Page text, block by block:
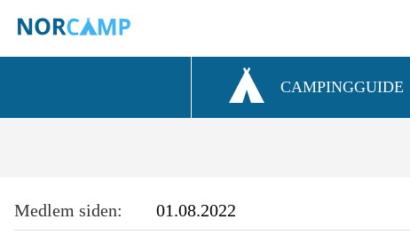
CAMPINGGUIDE
Medlem siden:
01.08.2022